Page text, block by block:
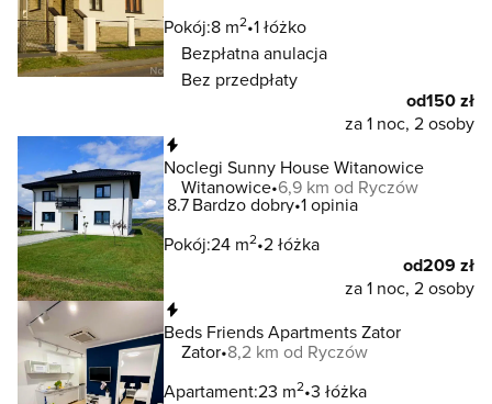
Pokój:8 m2 1 łóżko
Bezpłatna anulacja
Bez przedpłaty
od150 zł
za 1 noc, 2 osoby
Noclegi Sunny House Witanowice
Witanowice 6,9 km od Ryczów
8.7Bardzo dobry 1 opinia
Pokój:24 m2 2 łóżka
od209 zł
za 1 noc, 2 osoby
Beds Friends Apartments Zator
Zator 8,2 km od Ryczów
Apartament:23 m2 3 łóżka